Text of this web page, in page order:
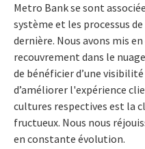
Metro Bank se sont
système et les processus
dernière. Nous avons mis
recouvrement dans le
de bénéficier d’une
d’améliorer l'expérience
cultures respectives est la
fructueux. Nous nous
en constante évolution.